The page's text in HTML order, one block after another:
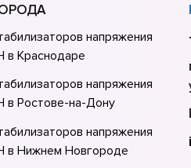
напряжения
Краснодаре
напряжения
Ростове-на-Донy
напряжения
Нижнем Новгороде